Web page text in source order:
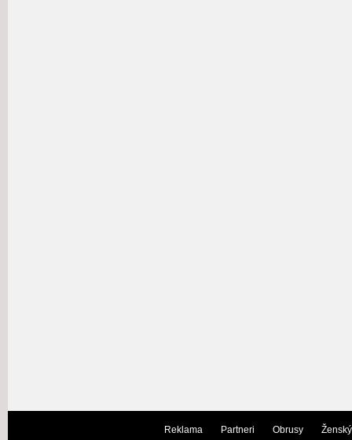
Reklama Partneri Obrusy